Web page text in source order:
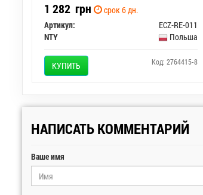
1 282 грн
срок 6 дн.
Артикул:
ECZ-RE-011
NTY
Польша
КУПИТЬ Код: 2764415-8
НАПИСАТЬ КОММЕНТАРИЙ
Ваше имя